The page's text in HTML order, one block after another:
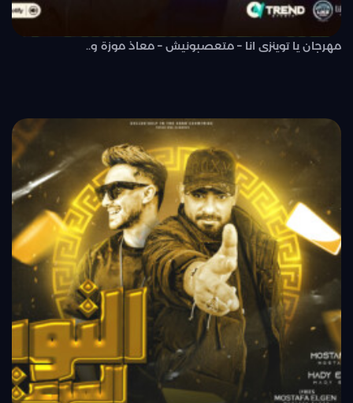
مهرجان يا توينزى انا – متعصبونيش – معاذ موزة و..